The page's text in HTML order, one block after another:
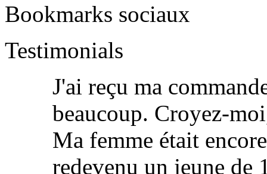
Bookmarks sociaux
Testimonials
J'ai reçu ma
beaucoup. Croyez-
Ma femme était
redevenu un jeune de